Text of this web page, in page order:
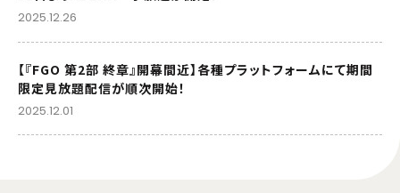
2025.12.26
【『FGO 第2部 終章』開幕間近】各種プラットフォームにて期間
限定見放題配信が順次開始！
2025.12.01